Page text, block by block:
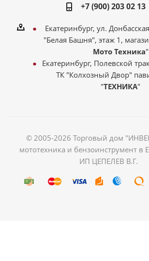
+7 (900) 203 02 13
Екатеринбург, ул.
"Белая Башня", этаж 1,
Мото Техника"
Екатеринбург, Полевской
ТК "Колхозный Двор"
"ТЕХНИКА"
© 2005-2026 Торговый дом
мототехника и бензоинструмент в
ИП ЦЕПЕЛЕВ В.Г.